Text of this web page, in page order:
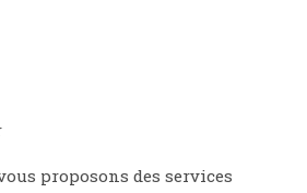
proposons des services